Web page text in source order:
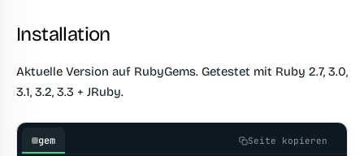
Installation
Aktuelle Version auf RubyGems. Getestet mit Ruby 2.7, 3.0,
3.1, 3.2, 3.3 + JRuby.
gem Seite kopieren